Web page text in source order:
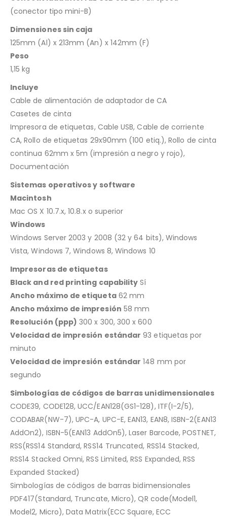
(conector tipo mini-B)
Dimensiones sin caja
125mm (Al) x 213mm (An) x 142mm (F)
Peso
1,15 kg
Incluye
Cable de alimentación de adaptador de CA
Casetes de cinta
Impresora de etiquetas, Cable USB, Cable de corriente
CA, Rollo de etiquetas 29x90mm (100 etiq.), Rollo de cinta
continua 62mm x 5m (impresión a negro y rojo),
Documentación
Sistemas operativos y software
Macintosh
Mac OS X 10.7.x, 10.8.x o superior
Windows
Windows Server 2003 y 2008 (32 y 64 bits), Windows
Vista, Windows 7, Windows 8, Windows 10
Impresoras de etiquetas
Black and red printing capability Sí
Ancho máximo de etiqueta62 mm
Ancho máximo de impresión 58 mm
Resolución (ppp) 300 x 300, 300 x 600
Velocidad de impresión estándar 93 etiquetas por
minuto
Velocidad de impresión estándar 148 mm por
segundo
Simbologías de códigos de barras unidimensionales
CODE39, CODE128, UCC/EAN128(GS1-128), ITF(I-2/5),
CODABAR(NW-7), UPC-A, UPC-E, EAN13, EAN8, ISBN-2(EAN13
AddOn2), ISBN-5(EAN13 AddOn5), Laser Barcode, POSTNET,
RSS(RSS14 Standard, RSS14 Truncated, RSS14 Stacked,
RSS14 Stacked Omni, RSS Limited, RSS Expanded, RSS
Expanded Stacked)
Simbologías de códigos de barras bidimensionales
PDF417(Standard, Truncate, Micro), QR code(Model1,
Model2, Micro), Data Matrix(ECC Square, ECC